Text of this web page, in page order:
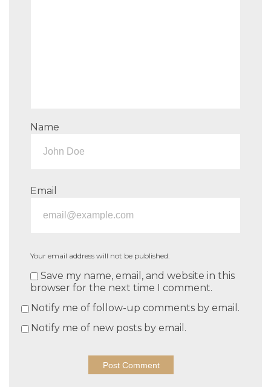
Name
Email
Your email address will not be published.
Save my name, email, and website in this
browser for the next time I comment.
Notify me of follow-up comments by email.
Notify me of new posts by email.